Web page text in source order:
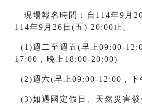
現場報名時間：自114年9月
114年9月26日(五) 20:00止。
(1)週二至週五(早上09:00-
17:00，晚上18:00-20:00)
(2)週六(早上09:00-12:00，下
(3)如遇國定假日、天然災害發